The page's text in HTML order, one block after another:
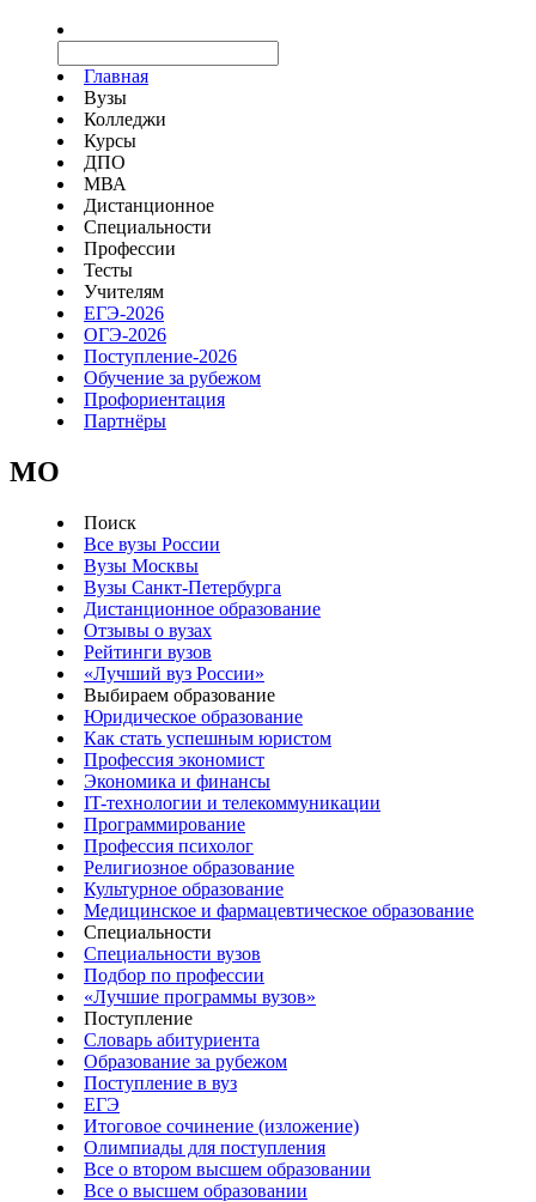
Главная
Вузы
Колледжи
Курсы
ДПО
МВА
Дистанционное
Специальности
Профессии
Тесты
Учителям
ЕГЭ-2026
ОГЭ-2026
Поступление-2026
Обучение за рубежом
Профориентация
Партнёры
MO
Поиск
Все вузы России
Вузы Москвы
Вузы Санкт-Петербурга
Дистанционное образование
Отзывы о вузах
Рейтинги вузов
«Лучший вуз России»
Выбираем образование
Юридическое образование
Как стать успешным юристом
Профессия экономист
Экономика и финансы
IT-технологии и телекоммуникации
Программирование
Профессия психолог
Религиозное образование
Культурное образование
Медицинское и фармацевтическое образование
Специальности
Специальности вузов
Подбор по профессии
«Лучшие программы вузов»
Поступление
Словарь абитуриента
Образование за рубежом
Поступление в вуз
ЕГЭ
Итоговое сочинение (изложение)
Олимпиады для поступления
Все о втором высшем образовании
Все о высшем образовании